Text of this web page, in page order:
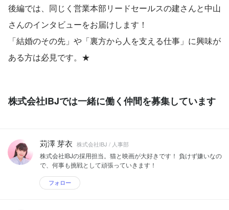
後編では、同じく営業本部リードセールスの建さんと中山
さんのインタビューをお届けします！
「結婚のその先」や「裏方から人を支える仕事」に興味が
ある方は必見です。★
株式会社IBJでは一緒に働く仲間を募集しています
苅澤 芽衣 株式会社IBJ / 人事部
株式会社IBJの採用担当。猫と映画が大好きです！ 負けず嫌いなの
で、何事も挑戦として頑張っていきます！
フォロー